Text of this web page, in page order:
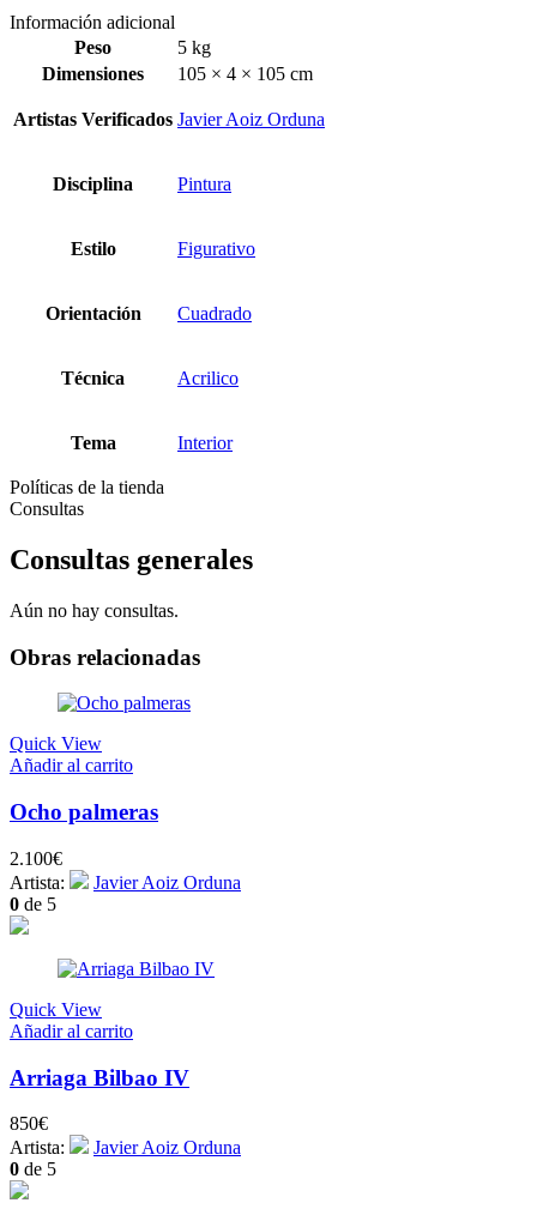
Información adicional
Peso
5 kg
Dimensiones
105 × 4 × 105 cm
Artistas Verificados Javier Aoiz Orduna
Disciplina Pintura
Estilo Figurativo
Orientación Cuadrado
Técnica Acrilico
Tema Interior
Políticas de la tienda
Consultas
Consultas generales
Aún no hay consultas.
Obras relacionadas
Quick View
Añadir al carrito
Ocho palmeras
2.100€
Artista:
Javier Aoiz Orduna
0 de 5
Quick View
Añadir al carrito
Arriaga Bilbao IV
850€
Artista:
Javier Aoiz Orduna
0 de 5